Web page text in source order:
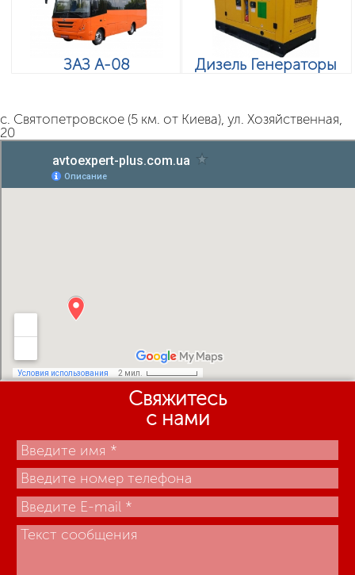
ЗАЗ А-08 Дизель Генераторы
с. Святопетровское (5 км. от Киева), ул. Хозяйственная,
20
Свяжитесь
с нами